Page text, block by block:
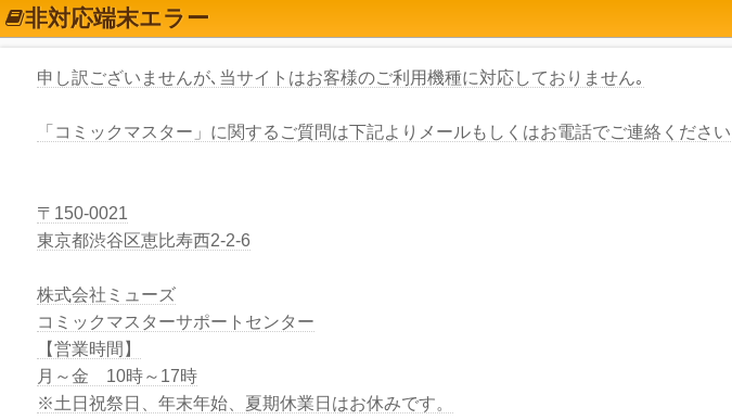
非対応端末エラー
申し訳ございませんが､当サイトはお客様のご利用機種に対応しておりません｡
「コミックマスター」に関するご質問は下記よりメールもしくはお電話でご連絡ください
〒150-0021
東京都渋谷区恵比寿西2-2-6
株式会社ミューズ
コミックマスターサポートセンター
【営業時間】
月～金 10時～17時
※土日祝祭日、年末年始、夏期休業日はお休みです。